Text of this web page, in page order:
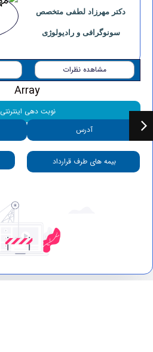
دکتر مهرزاد لطفی متخصص
سونوگرافی و رادیولوژی
مشاهده نظرات
Array
نوبت دهی اینترنتی
آدرس
بیمه های طرف قرارداد